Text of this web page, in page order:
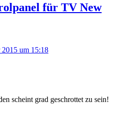
für TV New
2015 um 15:18
scheint grad geschrottet zu sein!